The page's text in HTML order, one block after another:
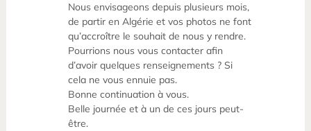
Nous envisageons depuis plusieurs mois,
de partir en Algérie et vos photos ne font
qu’accroître le souhait de nous y rendre.
Pourrions nous vous contacter afin
d’avoir quelques renseignements ? Si
cela ne vous ennuie pas.
Bonne continuation à vous.
Belle journée et à un de ces jours peut-
être.